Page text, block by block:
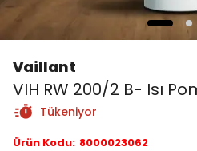
Vaillant
VIH RW 200/2 B- Isı
Tükeniyor
Ürün Kodu: 8000023062